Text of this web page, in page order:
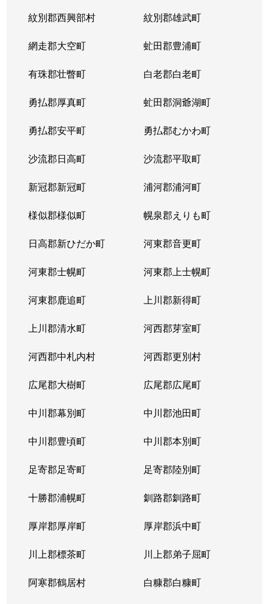
紋別郡西興部村 紋別郡雄武町
網走郡大空町 虻田郡豊浦町
有珠郡壮瞥町 白老郡白老町
勇払郡厚真町 虻田郡洞爺湖町
勇払郡安平町 勇払郡むかわ町
沙流郡日高町 沙流郡平取町
新冠郡新冠町 浦河郡浦河町
様似郡様似町 幌泉郡えりも町
日高郡新ひだか町 河東郡音更町
河東郡士幌町 河東郡上士幌町
河東郡鹿追町 上川郡新得町
上川郡清水町 河西郡芽室町
河西郡中札内村 河西郡更別村
広尾郡大樹町 広尾郡広尾町
中川郡幕別町 中川郡池田町
中川郡豊頃町 中川郡本別町
足寄郡足寄町 足寄郡陸別町
十勝郡浦幌町 釧路郡釧路町
厚岸郡厚岸町 厚岸郡浜中町
川上郡標茶町 川上郡弟子屈町
阿寒郡鶴居村 白糠郡白糠町